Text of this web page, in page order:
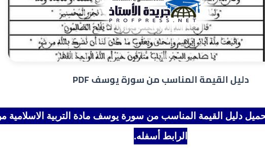
دليل القيمة المناسب من سورة يوسف PDF
دليل القيمة المناسب من سورة يوسف مادة التربية الاسلامية
الرابط أسفله.